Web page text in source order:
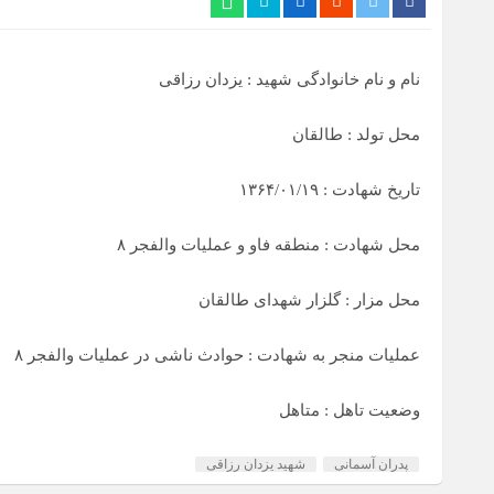
نام و نام خانوادگی شهید : یزدان رزاقی
محل تولد : طالقان
تاریخ شهادت : ۱۳۶۴/۰۱/۱۹
محل شهادت : منطقه فاو و عملیات والفجر ۸
محل مزار : گلزار شهدای طالقان
عملیات منجر به شهادت : حوادث ناشی در عملیات والفجر ۸
وضعیت تاهل : متاهل
پدران آسمانی شهید یزدان رزاقی